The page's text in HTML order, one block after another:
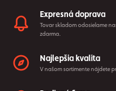
Expresná doprava
Tovar skladom odosielame
zdarma.
Najlepšia kvalita
V našom sortimente nájdete